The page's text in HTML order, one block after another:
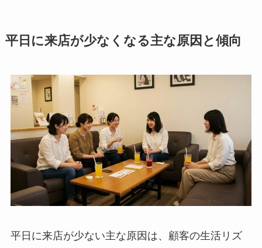
平日に来店が少なくなる主な原因と傾向
平日に来店が少ない主な原因は、顧客の生活リズ